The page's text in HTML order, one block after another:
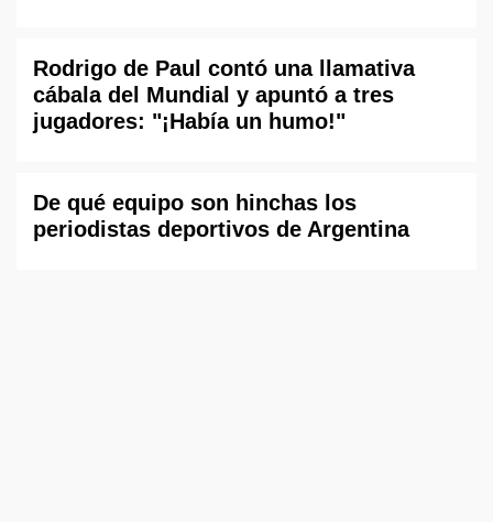
Rodrigo de Paul contó una llamativa
cábala del Mundial y apuntó a tres
jugadores: "¡Había un humo!"
De qué equipo son hinchas los
periodistas deportivos de Argentina